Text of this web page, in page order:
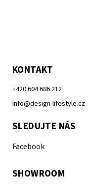
KONTAKT
+420 604 686 212
info@design-lifestyle.cz
SLEDUJTE NÁS
Facebook
SHOWROOM